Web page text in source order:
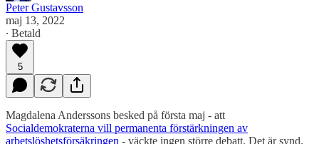
Peter Gustavsson
maj 13, 2022
∙ Betald
5
Magdalena Anderssons besked på första maj - att
Socialdemokraterna vill permanenta förstärkningen av
arbetslöshetsförsäkringen - väckte ingen större debatt. Det är synd.